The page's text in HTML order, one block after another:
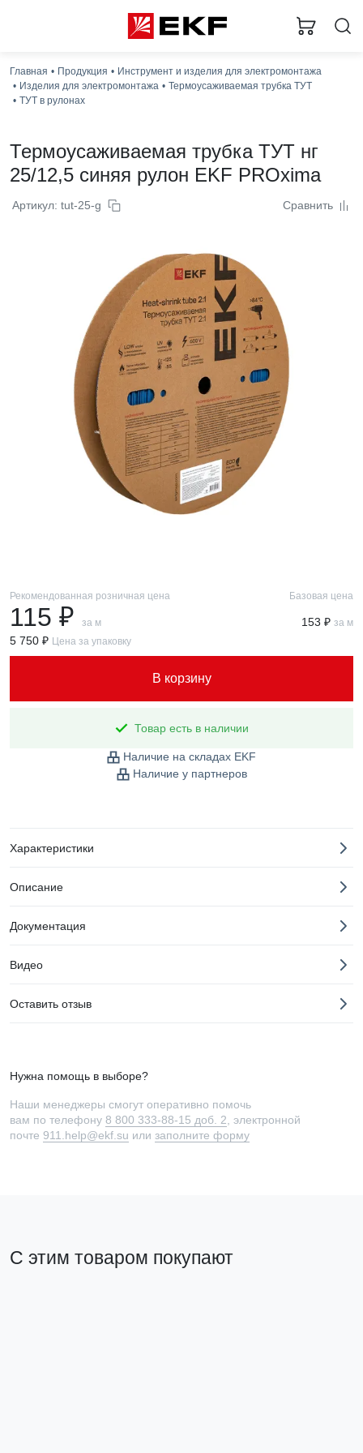
Главная Продукция
Инструмент и изделия для электромонтажа
Изделия для электромонтажа
Термоусаживаемая трубка ТУТ
ТУТ в рулонах
Термоусаживаемая трубка ТУТ нг
25/12,5 синяя рулон EKF PROxima
Артикул: tut-25-g Сравнить
Рекомендованная розничная цена
115 ₽ за м
Базовая цена
153 ₽ за м
5 750 ₽ Цена за упаковку
В корзину
Товар есть в наличии
Наличие на складах EKF
Наличие у партнеров
Характеристики
Описание
Документация
Видео
Оставить отзыв
Нужна помощь в выборе?
Наши менеджеры смогут оперативно помочь
вам по телефону 8 800 333-88-15 доб. 2 , электронной
почте 911.help@ekf.su или заполните форму
С этим товаром покупают